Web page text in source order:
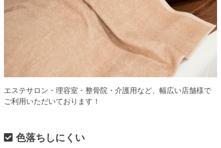
エステサロン・理容室・整骨院・介護用など、幅広い店舗様で
ご利用いただいております！
色落ちしにくい